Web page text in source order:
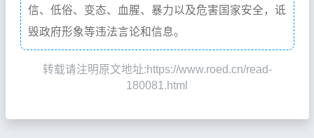
信、低俗、变态、血腥、暴力以及危害国家安全，诋
毁政府形象等违法言论和信息。
转载请注明原文地址:https://www.roed.cn/read-
180081.html